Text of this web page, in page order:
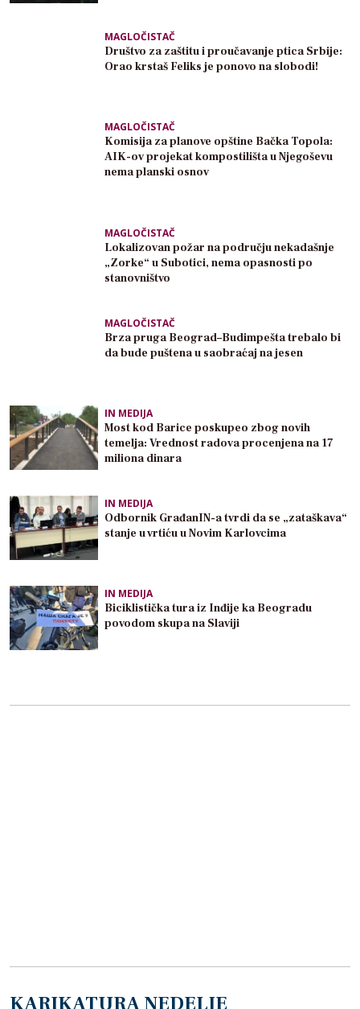
MAGLOČISTAČ
Društvo za zaštitu i proučavanje ptica Srbije:
Orao krstaš Feliks je ponovo na slobodi!
MAGLOČISTAČ
Komisija za planove opštine Bačka Topola:
AIK-ov projekat kompostilišta u Njegoševu
nema planski osnov
MAGLOČISTAČ
Lokalizovan požar na području nekadašnje
„Zorke“ u Subotici, nema opasnosti po
stanovništvo
MAGLOČISTAČ
Brza pruga Beograd–Budimpešta trebalo bi
da bude puštena u saobraćaj na jesen
IN MEDIJA
Most kod Barice poskupeo zbog novih
temelja: Vrednost radova procenjena na 17
miliona dinara
IN MEDIJA
Odbornik GrađanIN-a tvrdi da se „zataškava“
stanje u vrtiću u Novim Karlovcima
IN MEDIJA
Biciklistička tura iz Inđije ka Beogradu
povodom skupa na Slaviji
KARIKATURA NEDELJE